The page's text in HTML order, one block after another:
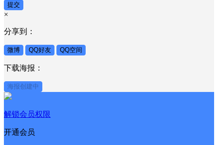
提交
×
分享到：
微博 QQ好友 QQ空间
下载海报：
海报创建中
解锁会员权限
开通会员